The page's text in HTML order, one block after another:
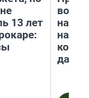
13 лет
нам
даже